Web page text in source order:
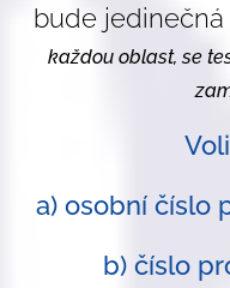
bude
každou oblast, se
a) osobní číslo
b) číslo